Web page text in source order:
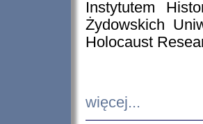
Instytutem
Żydowskich
Holocaust
więcej...